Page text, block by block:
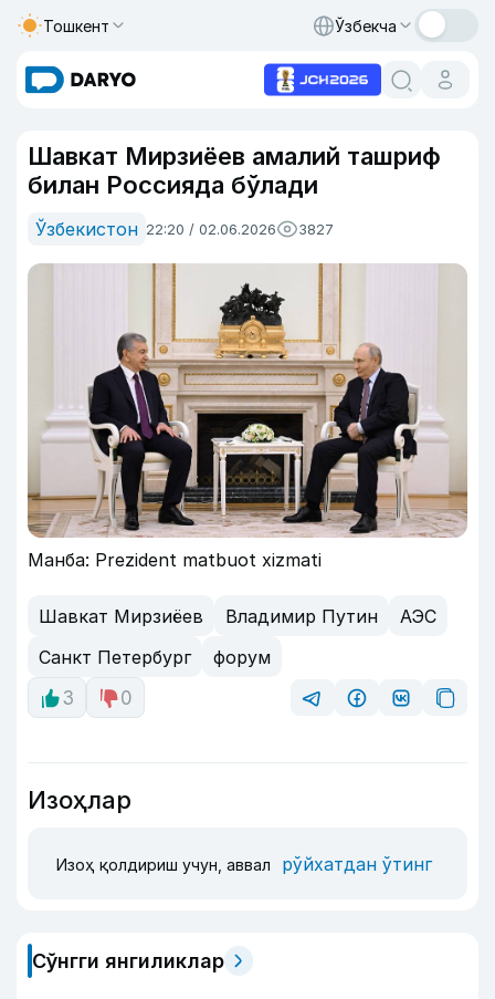
Тошкент Ўзбекча
Шавкат Мирзиёев амалий ташриф
билан Россияда бўлади
Ўзбекистон 22:20 / 02.06.2026 3827
Манба: Prezident matbuot xizmati
Шавкат Мирзиёев Владимир Путин
АЭС
Санкт Петербург
форум
3
0
Изоҳлар
Изоҳ қолдириш учун, аввал рўйхатдан ўтинг
Сўнгги янгиликлар